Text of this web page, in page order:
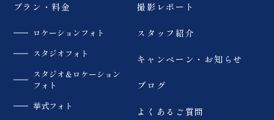
プラン・料金
ロケーションフォト
スタジオフォト
スタジオ＆ロケーション
フォト
挙式フォト
撮影レポート
スタッフ紹介
キャンペーン・お知らせ
ブログ
よくあるご質問